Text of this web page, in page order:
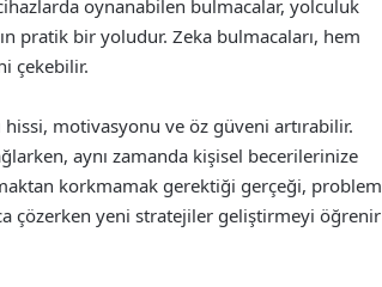
oynanabilen bulmacalar, yolculuk
pratik bir yoludur. Zeka bulmacaları, hem
çekebilir.
hissi, motivasyonu ve öz güveni artırabilir.
aynı zamanda kişisel becerilerinize
korkmamak gerektiği gerçeği, problem
çözerken yeni stratejiler geliştirmeyi öğrenir